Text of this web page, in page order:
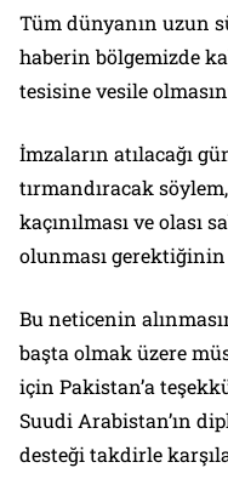
Tüm dünyanın uzun
haberin bölgemizde
tesisine vesile
İmzaların atılacağı
tırmandıracak
kaçınılması ve olası
olunması
Bu neticenin
başta olmak üzere
için Pakistan’a
Suudi Arabistan’ın
desteği takdirle